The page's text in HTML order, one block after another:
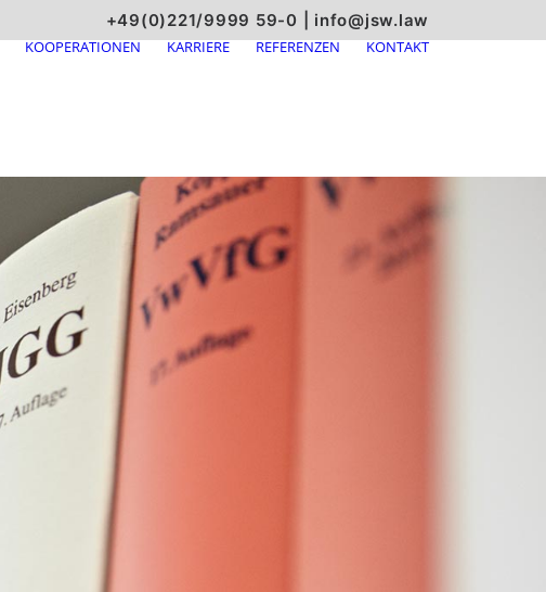
+49(0)221/9999 59-0 info@jsw.law
KOOPERATIONEN KARRIERE REFERENZEN KONTAKT